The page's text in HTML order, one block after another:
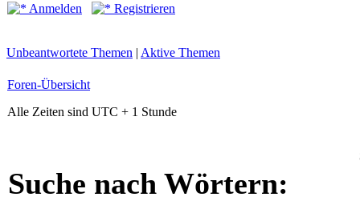
Anmelden Registrieren
Unbeantwortete Themen | Aktive Themen
Foren-Übersicht
Alle Zeiten sind UTC + 1 Stunde
Suche nach Wörtern: